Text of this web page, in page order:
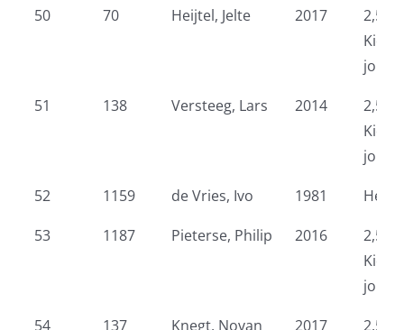
50
70 Heijtel, Jelte 2017
2,5
51
138 Versteeg, Lars 2014
2,5
52
1159 de Vries, Ivo 1981
53
1187 Pieterse, Philip 2016
2,5
54
137 Knegt, Novan 2017 2,5